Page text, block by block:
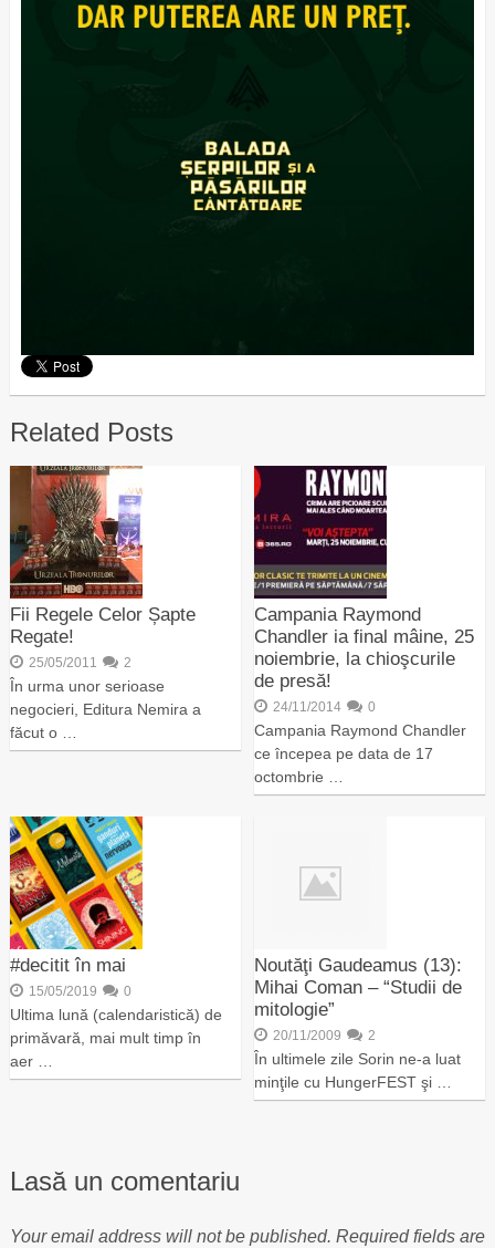
Related Posts
Fii Regele Celor Șapte
Regate!
25/05/2011 2
În urma unor serioase
negocieri, Editura Nemira a
făcut o …
Campania Raymond
Chandler ia final mâine, 25
noiembrie, la chioşcurile
de presă!
24/11/2014 0
Campania Raymond Chandler
ce începea pe data de 17
octombrie …
#decitit în mai
15/05/2019 0
Ultima lună (calendaristică) de
primăvară, mai mult timp în
aer …
Noutăţi Gaudeamus (13):
Mihai Coman – “Studii de
mitologie”
20/11/2009 2
În ultimele zile Sorin ne-a luat
minţile cu HungerFEST şi …
Lasă un comentariu
Your email address will not be published. Required fields are